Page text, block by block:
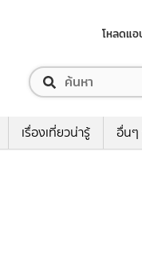
โหลดแอ
เรื่องเที่ยวน่ารู้ อื่นๆ